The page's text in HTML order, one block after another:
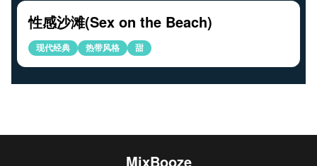
性感沙滩(Sex on the Beach)
现代经典 热带风格 甜
MixBooze